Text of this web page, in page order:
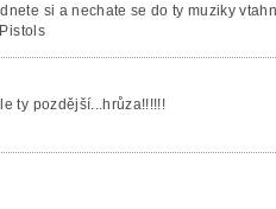
si a nechate se do ty muziky
ty pozdější...hrůza!!!!!!